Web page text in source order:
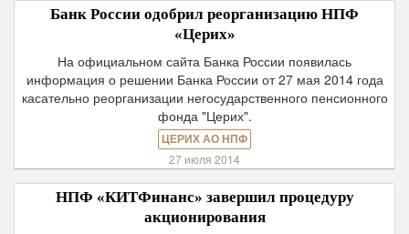
Банк России одобрил реорганизацию НПФ
«Церих»
На официальном сайта Банка России появилась
информация о решении Банка России от 27 мая 2014 года
касательно реорганизации негосударственного пенсионного
фонда "Церих".
ЦЕРИХ АО НПФ
27 июля 2014
НПФ «КИТФинанс» завершил процедуру
акционирования